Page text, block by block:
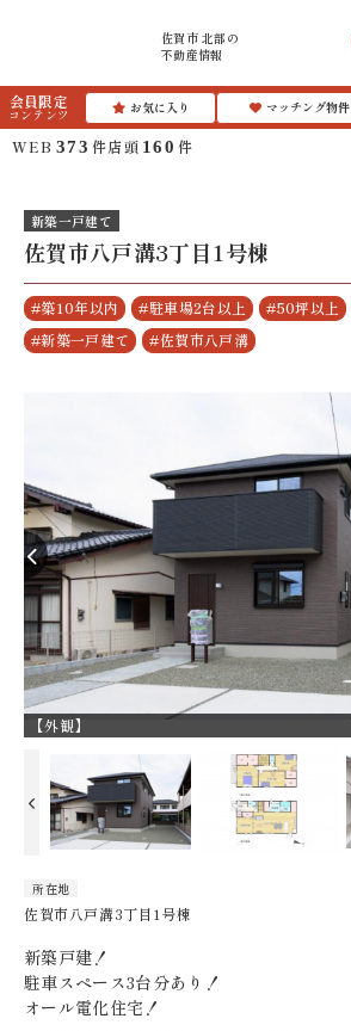
佐賀市 北部の
不動産情報
会員限定
コンテンツ お気に入り マッチング物件
WEB 373 件店頭 160 件
新築一戸建て
佐賀市八戸溝3丁目1号棟
#築10年以内 #駐車場2台以上 #50坪以上
#新築一戸建て
#佐賀市八戸溝
【外観】
所在地
佐賀市八戸溝3丁目1号棟
新築戸建！
駐車スペース3台分あり！
オール電化住宅！